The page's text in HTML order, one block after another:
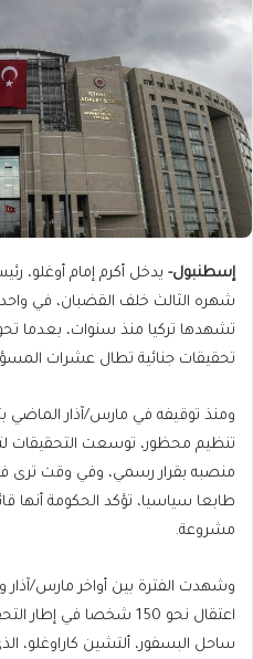
إسطنبول- يدخل أكرم إمام أوغلو،
شهره الثالث خلف القضبان، في
تشهدها تركيا منذ سنوات، بعدما
تحقيقات جنائية تطال عشرات
ومنذ توقيفه في مارس/آذار الماضي
تنظيم محظور، توسعت التحقيقات
منصبه بقرار رسمي، وفي وقت ترى
طابعا سياسيا، تؤكد الحكومة أنها
مشروعة.
وشهدت الفترة بين أواخر مارس/آذار
اعتقال نحو 150 شخصا في
ساحل البسفور، ألتشين كاراوغلو،